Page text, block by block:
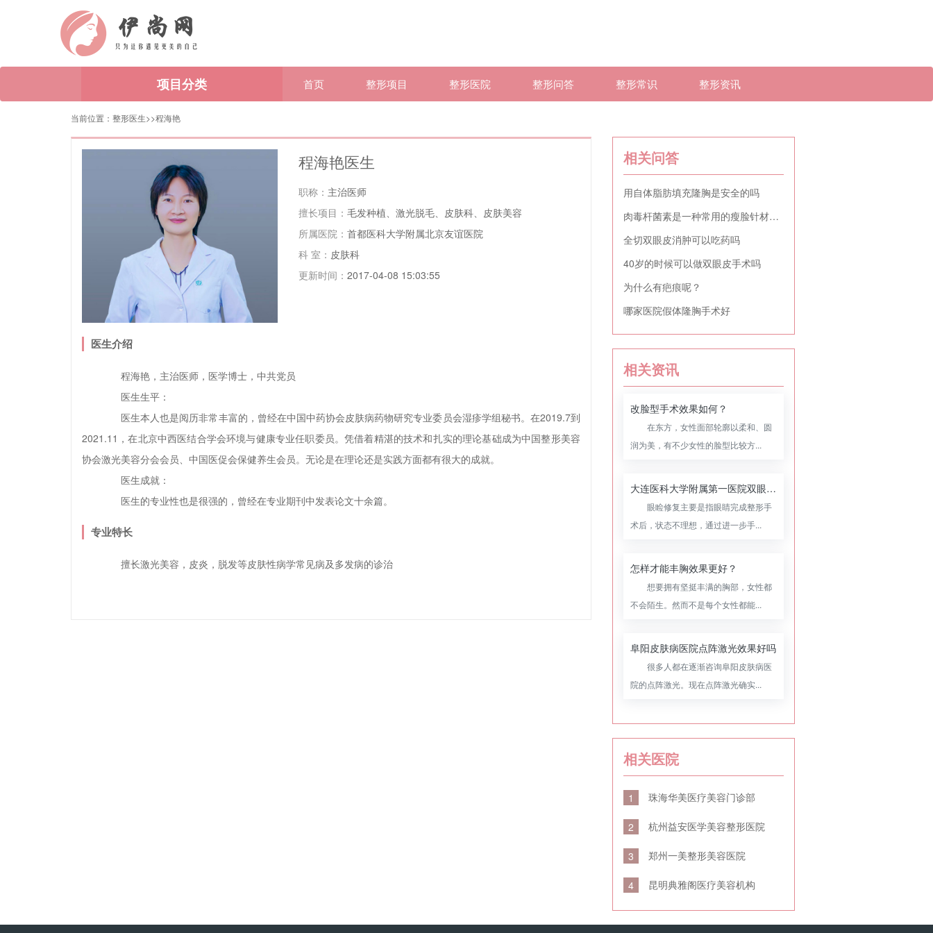
项目分类 首页 整形项目 整形医院 整形问答 整形常识 整形资讯
当前位置： 整形医生>>程海艳
程海艳医生
职称： 主治医师
擅长项目： 毛发种植、激光脱毛、皮肤科、皮肤美容
所属医院： 首都医科大学附属北京友谊医院
科 室： 皮肤科
更新时间： 2017-04-08 15:03:55
医生介绍
程海艳，主治医师，医学博士，中共党员
医生生平：
医生本人也是阅历非常丰富的，曾经在中国中药协会皮肤病药物研究专业委员会湿疹学组秘书。在2019.7到
2021.11，在北京中西医结合学会环境与健康专业任职委员。凭借着精湛的技术和扎实的理论基础成为中国整形美容
协会激光美容分会会员、中国医促会保健养生会员。无论是在理论还是实践方面都有很大的成就。
医生成就：
医生的专业性也是很强的，曾经在专业期刊中发表论文十余篇。
专业特长
擅长激光美容，皮炎，脱发等皮肤性病学常见病及多发病的诊治
相关问答
用自体脂肪填充隆胸是安全的吗
肉毒杆菌素是一种常用的瘦脸针材料吗
全切双眼皮消肿可以吃药吗
40岁的时候可以做双眼皮手术吗
为什么有疤痕呢？
哪家医院假体隆胸手术好
相关资讯
改脸型手术效果如何？
在东方，女性面部轮廓以柔和、圆
润为美，有不少女性的脸型比较方...
大连医科大学附属第一医院双眼皮修复怎么样，附双眼皮修复案例
眼睑修复主要是指眼睛完成整形手
术后，状态不理想，通过进一步手...
怎样才能丰胸效果更好？
想要拥有坚挺丰满的胸部，女性都
不会陌生。然而不是每个女性都能...
阜阳皮肤病医院点阵激光效果好吗
很多人都在逐渐咨询阜阳皮肤病医
院的点阵激光。现在点阵激光确实...
相关医院
1 珠海华美医疗美容门诊部
2 杭州益安医学美容整形医院
3 郑州一美整形美容医院
4 昆明典雅阁医疗美容机构